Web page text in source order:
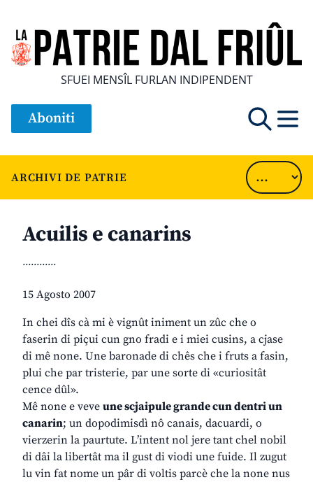
SFUEI MENSÎL FURLAN INDIPENDENT
Aboniti
ARCHIVI DE PATRIE
Acuilis e canarins
............
15 Agosto 2007
In chei dîs cà mi è vignût iniment un zûc che o
faserin di piçui cun gno fradi e i miei cusins, a cjase
di mê none. Une baronade di chês che i fruts a fasin,
plui che par tristerie, par une sorte di «curiositât
cence dûl».
Mê none e veve une scjaipule grande cun dentri un
canarin; un dopodimisdì nô canais, dacuardi, o
vierzerin la paurtute. L’intent nol jere tant chel nobil
di dâi la libertât ma il gust di viodi une fuide. Il zugut
lu vin fat nome un pâr di voltis parcè che la none nus